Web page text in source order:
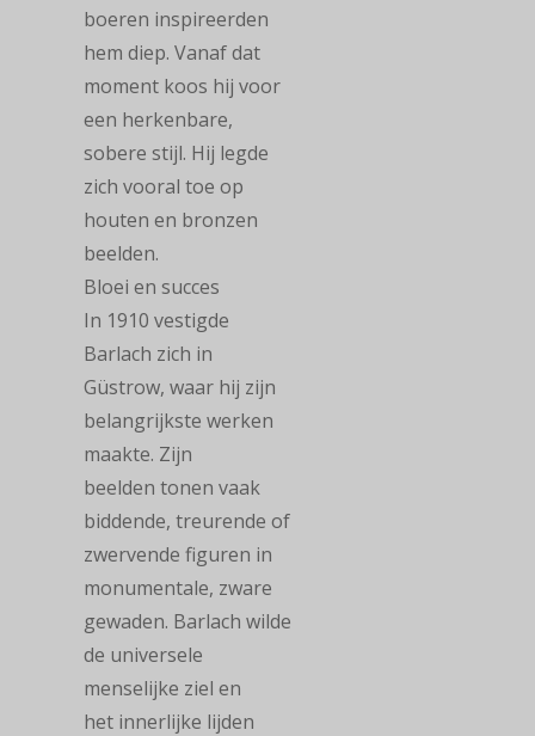
boeren inspireerden
hem diep. Vanaf dat
moment koos hij voor
een herkenbare,
sobere stijl. Hij legde
zich vooral toe op
houten en bronzen
beelden.
Bloei en succes
In 1910 vestigde
Barlach zich in
Güstrow, waar hij zijn
belangrijkste werken
maakte. Zijn
beelden tonen vaak
biddende, treurende of
zwervende figuren in
monumentale, zware
gewaden. Barlach wilde
de universele
menselijke ziel en
het innerlijke lijden